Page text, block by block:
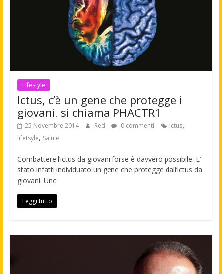
Lifestyle
Ictus, c’è un gene che protegge i
giovani, si chiama PHACTR1
25 Novembre 2014 Red 0 commenti ictus,
lifetsyle, Salute
Combattere l’ictus da giovani forse è davvero possibile. E’
stato infatti individuato un gene che protegge dall’ictus da
giovani. Uno
Leggi tutto